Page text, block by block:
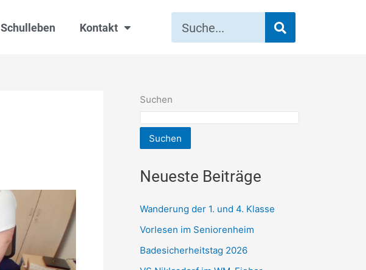
Schulleben Kontakt
Suchen
Suchen
Neueste Beiträge
Wanderung der 1. und 4. Klasse
Vorlesen im Seniorenheim
Badesicherheitstag 2026